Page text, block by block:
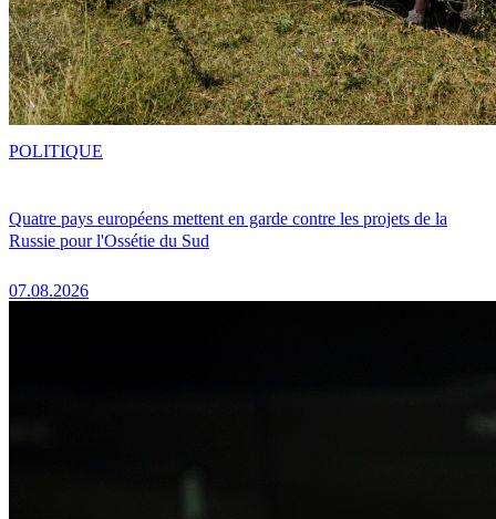
Quatre pays européens mettent en garde contre les projets de la
Russie pour l'Ossétie du Sud
07.08.2026
POLITIQUE